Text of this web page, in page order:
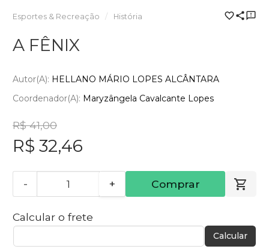
Esportes & Recreação História
A FÊNIX
Autor(a): HELLANO MÁRIO LOPES ALCÂNTARA
Coordenador(a): Maryzângela Cavalcante Lopes
R$ 41,00
R$ 32,46
- + Comprar
Calcular o frete
Calcular